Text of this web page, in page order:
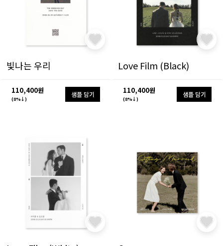
빛나는 우리
110,400원
(8%↓)
샘플 담기
Love Film (Black)
110,400원
(8%↓)
샘플 담기